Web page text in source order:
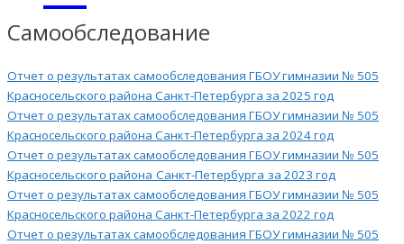
Самообследование
Отчет о результатах самообследования ГБОУ гимназии № 505
Красносельского района Санкт-Петербурга за 2025 год
Отчет о результатах самообследования ГБОУ гимназии № 505
Красносельского района Санкт-Петербурга за 2024 год
Отчет о результатах самообследования ГБОУ гимназии № 505
Красносельского района Санкт-Петербурга за 2023 год
Отчет о результатах самообследования ГБОУ гимназии № 505
Красносельского района Санкт-Петербурга за 2022 год
Отчет о результатах самообследования ГБОУ гимназии № 505